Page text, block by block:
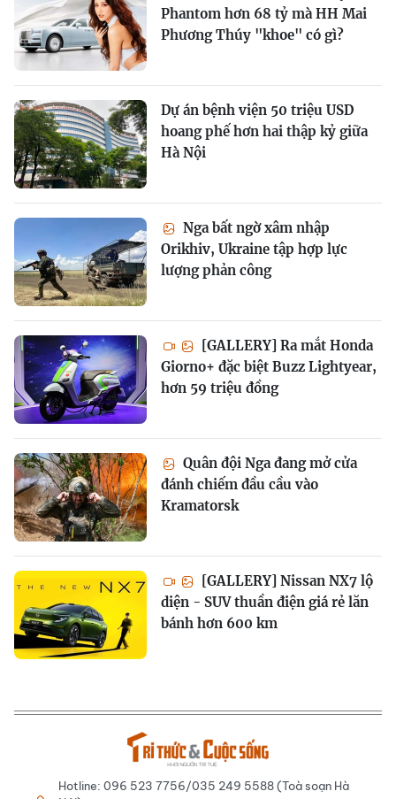
Phantom hơn 68 tỷ mà HH Mai
Phương Thúy "khoe" có gì?
Dự án bệnh viện 50 triệu USD
hoang phế hơn hai thập kỷ giữa
Hà Nội
Nga bất ngờ xâm nhập
Orikhiv, Ukraine tập hợp lực
lượng phản công
[GALLERY] Ra mắt Honda
Giorno+ đặc biệt Buzz Lightyear,
hơn 59 triệu đồng
Quân đội Nga đang mở cửa
đánh chiếm đầu cầu vào
Kramatorsk
[GALLERY] Nissan NX7 lộ
diện - SUV thuần điện giá rẻ lăn
bánh hơn 600 km
Hotline: 096 523 7756/035 249 5588 (Toà soạn Hà